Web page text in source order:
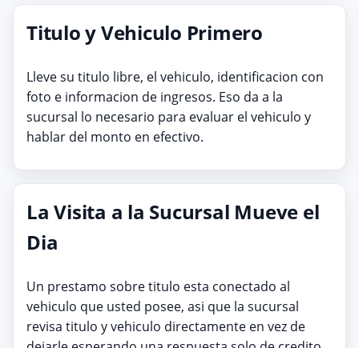
Titulo y Vehiculo Primero
Lleve su titulo libre, el vehiculo, identificacion con
foto e informacion de ingresos. Eso da a la
sucursal lo necesario para evaluar el vehiculo y
hablar del monto en efectivo.
La Visita a la Sucursal Mueve el
Dia
Un prestamo sobre titulo esta conectado al
vehiculo que usted posee, asi que la sucursal
revisa titulo y vehiculo directamente en vez de